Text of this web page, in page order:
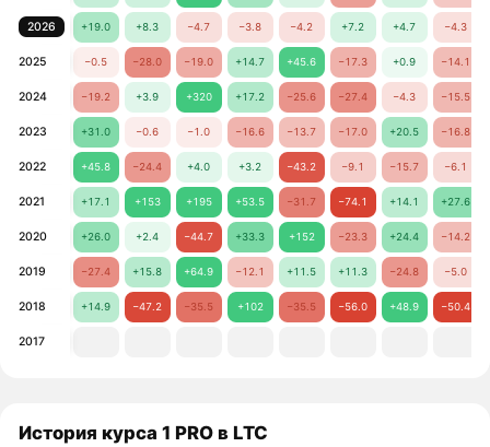
2026 +19.0 +8.3 −4.7 −3.8 −4.2 +7.2 +4.7 −4.3
2025 −0.5 −28.0 −19.0 +14.7 +45.6 −17.3 +0.9 −14.1
2024 −19.2 +3.9 +320 +17.2 −25.6 −27.4 −4.3 −15.5
2023 +31.0 −0.6 −1.0 −16.6 −13.7 −17.0 +20.5 −16.8
2022 +45.8 −24.4 +4.0 +3.2 −43.2 −9.1 −15.7 −6.1
2021 +17.1 +153 +195 +53.5 −31.7 −74.1 +14.1 +27.6
2020 +26.0 +2.4 −44.7 +33.3 +152 −23.3 +24.4 −14.2
2019 −27.4 +15.8 +64.9 −12.1 +11.5 +11.3 −24.8 −5.0
2018 +14.9 −47.2 −35.5 +102 −35.5 −56.0 +48.9 −50.4
2017
История курса 1 PRO в LTC